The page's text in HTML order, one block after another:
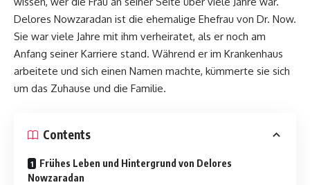
Delores Nowzaradan ist die ehemalige Ehefrau von Dr. Now.
Sie war viele Jahre mit ihm verheiratet, als er noch am
Anfang seiner Karriere stand. Während er im Krankenhaus
arbeitete und sich einen Namen machte, kümmerte sie sich
um das Zuhause und die Familie.
Contents
Frühes Leben und Hintergrund von Delores
Nowzaradan